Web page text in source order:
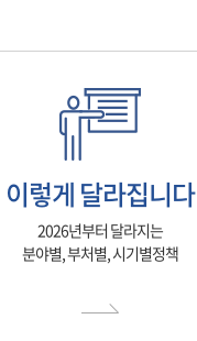
이렇게 달라집니다
2026년부터 달라지는
분야별, 부처별, 시기별정책